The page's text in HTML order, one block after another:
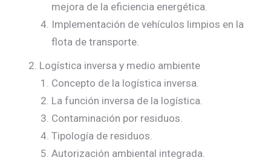
mejora de la eficiencia energética.
Implementación de vehículos limpios en la
flota de transporte.
Logística inversa y medio ambiente
Concepto de la logística inversa.
La función inversa de la logística.
Contaminación por residuos.
Tipología de residuos.
Autorización ambiental integrada.